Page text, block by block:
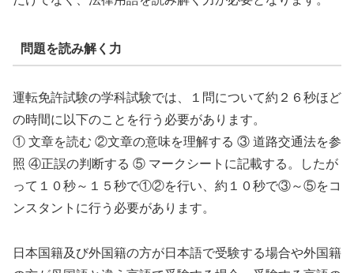
問題を読み解く力
運転免許試験の学科試験では、１問について約２６秒ほど
の時間に以下のことを行う必要があります。
① 文章を読む ②文章の意味を理解する ③ 道路交通法を参
照 ④正誤の判断する ⑤ マークシートに記載する。したが
って１０秒～１５秒で①②を行い、約１０秒で③～⑤をコ
ンスタントに行う必要があります。
日本国籍及び外国籍の方が日本語で受験する場合や外国籍